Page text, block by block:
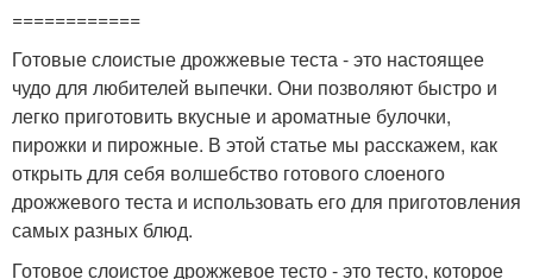
============
Готовые слоистые дрожжевые теста - это настоящее
чудо для любителей выпечки. Они позволяют быстро и
легко приготовить вкусные и ароматные булочки,
пирожки и пирожные. В этой статье мы расскажем, как
открыть для себя волшебство готового слоеного
дрожжевого теста и использовать его для приготовления
самых разных блюд.
Готовое слоистое дрожжевое тесто - это тесто, которое